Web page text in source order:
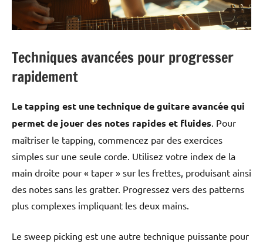
Techniques avancées pour progresser
rapidement
Le tapping est une technique de guitare avancée qui
permet de jouer des notes rapides et fluides . Pour
maîtriser le tapping, commencez par des exercices
simples sur une seule corde. Utilisez votre index de la
main droite pour « taper » sur les frettes, produisant ainsi
des notes sans les gratter. Progressez vers des patterns
plus complexes impliquant les deux mains.
Le sweep picking est une autre technique puissante pour